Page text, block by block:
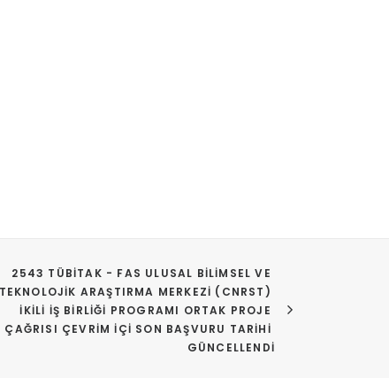
2543 TÜBİTAK - FAS ULUSAL BILIMSEL VE
TEKNOLOJIK ARAŞTIRMA MERKEZI (CNRST)
İKILI İŞ BIRLIĞI PROGRAMI ORTAK PROJE
ÇAĞRISI ÇEVRIM IÇI SON BAŞVURU TARIHI
GÜNCELLENDI